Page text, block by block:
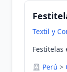
Textil y
Festitelas
Perú >